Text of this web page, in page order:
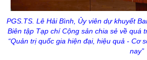
PGS.TS. Lê Hải Bình, Ủy viên dự khuyết
Biên tập Tạp chí Cộng sản chia sẻ về quá
“Quản trị quốc gia hiện đại, hiệu quả - Cơ
nay”